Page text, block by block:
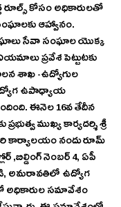
రూల్స్ కోసం అధికారులతో
ఆహ్వానం.
సేవా సంఘాల యొక్క
ప్రవేశ పెట్టుటకు
శాఖ -ఉద్యోగుల
ఉపాధ్యాయ
ఈనెల 16వ తేదీన
ముఖ్య కార్యదర్శి శ్రీ
కార్యాలయం నందు రూమ్
,బిల్డింగ్ నెంబర్ 4, ఏపీ
అమరావతిలో ఉద్యోగ
సమావేశం